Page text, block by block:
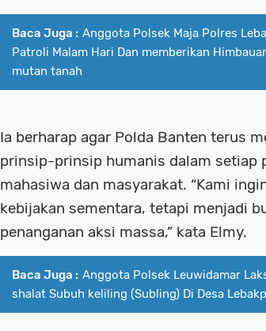
Baca Juga : Anggota Polsek Maja Polres
Patroli Malam Hari Dan memberikan
mutan tanah
Ia berharap agar Polda Banten terus
prinsip-prinsip humanis dalam setiap
mahasiwa dan masyarakat. “Kami
kebijakan sementara, tetapi menjadi
penanganan aksi massa,” kata Elmy.
Baca Juga : Anggota Polsek Leuwidamar
shalat Subuh keliling (Subling) Di Desa